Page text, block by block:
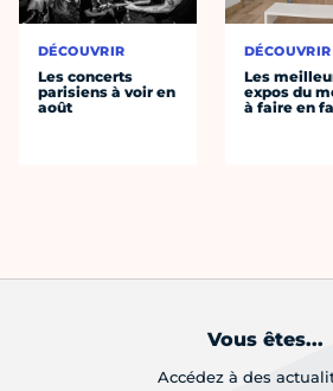
DÉCOUVRIR
Les concerts
parisiens à voir en
août
DÉCOUVRIR
Les
expos du
à faire en
Vous êtes...
Accédez à des